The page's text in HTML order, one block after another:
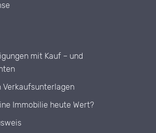
mit Kauf – und
Verkaufsunterlagen
Immobilie heute Wert?